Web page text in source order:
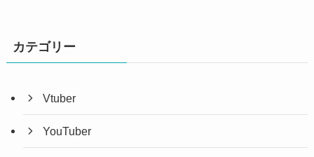
カテゴリー
Vtuber
YouTuber